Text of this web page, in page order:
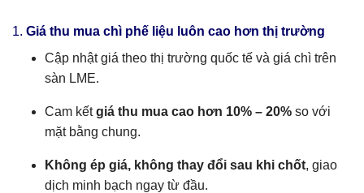
1. Giá thu mua chì phế liệu luôn cao hơn thị trường
Cập nhật giá theo thị trường quốc tế và giá chì trên
sàn LME.
Cam kếtgiá thu mua cao hơn 10% – 20% so với
mặt bằng chung.
Không ép giá, không thay đổi sau khi chốt, giao
dịch minh bạch ngay từ đầu.